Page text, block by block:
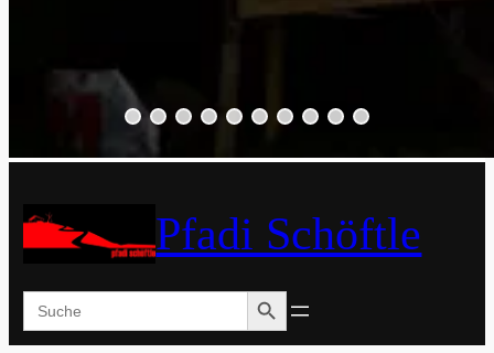
Pfadi Schöftle
Search
for:
Search Button